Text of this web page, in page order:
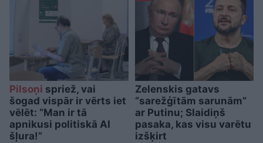
Pilsoņi spriež, vai
šogad vispār ir vērts iet
vēlēt: “Man ir tā
apnikusi politiskā AI
šļura!”
Zelenskis gatavs
“sarežģītām sarunām”
ar Putinu; Slaidiņš
pasaka, kas visu varētu
izšķirt